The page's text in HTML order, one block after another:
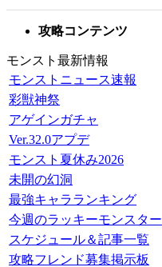
攻略コンテンツ
モンスト最新情報
モンストニュース速報
彩獣神祭
アゲインガチャ
Ver.32.0アプデ
モンスト夏休み2026
未開の幻洞
最強キャラランキング
今週のラッキーモンスター
スケジュール＆記事一覧
攻略フレンド募集掲示板